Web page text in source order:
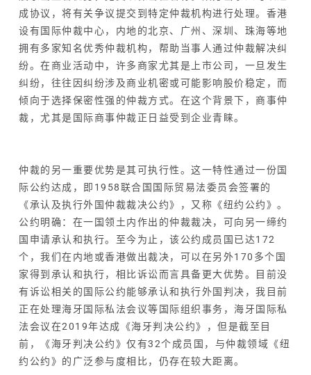
成协议，将有关争议提交到特定仲裁机构进行处理。香港
设有国际仲裁中心，内地的北京、广州、深圳、珠海等地
拥有多家知名优秀仲裁机构，帮助当事人通过仲裁解决纠
纷。在商业活动中，许多商家尤其是上市公司，一旦发生
纠纷，往往因纠纷涉及商业机密或可能影响股价稳定，而
倾向于选择保密性强的仲裁方式。在这个背景下，商事仲
裁，尤其是国际商事仲裁正日益受到企业青睐。
仲裁的另一重要优势是其可执行性。这一特性通过一份国
际公约达成，即1958联合国国际贸易法委员会签署的
《承认及执行外国仲裁裁决公约》
，又称《纽约公约》。
公约明确：在一国领土内作出的仲裁裁决，可向另一缔约
国申请承认和执行。至今为止，该公约成员国已达172
个，我们在内地或香港做出裁决，可以在另外170多个国
家得到承认和执行，相比诉讼而言具备更大优势。目前没
有诉讼相关的国际公约能够承认和执行外国判决，我目前
正在处理海牙国际私法会议等国际组织事务，海牙国际私
法会议在2019年达成《海牙判决公约》，但是截至目
前，《海牙判决公约》仅有32个成员国，与仲裁领域《纽
约公约》的广泛参与度相比，仍存在较大距离。